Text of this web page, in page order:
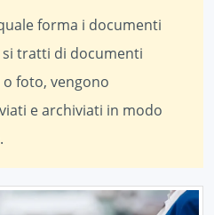
forma i documenti
tratti di documenti
o foto, vengono
e archiviati in modo